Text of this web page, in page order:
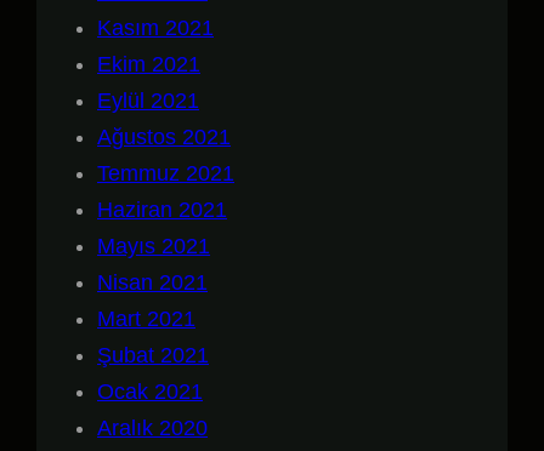
Kasım 2021
Ekim 2021
Eylül 2021
Ağustos 2021
Temmuz 2021
Haziran 2021
Mayıs 2021
Nisan 2021
Mart 2021
Şubat 2021
Ocak 2021
Aralık 2020